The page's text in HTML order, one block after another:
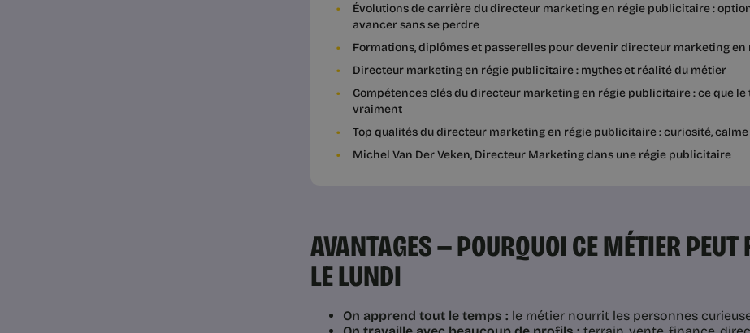
Évolutions de carrière du directeur marketing en régie publicitaire :
avancer sans se perdre
Formations, diplômes et passerelles pour devenir directeur marketing
Directeur marketing en régie publicitaire : mythes et réalité du métier
Compétences clés du directeur marketing en régie publicitaire : ce que
vraiment
Top qualités du directeur marketing en régie publicitaire : curiosité, calme
Michel Van Der Veken, Directeur Marketing dans une régie publicitaire
AVANTAGES — POURQUOI CE MÉTIER
LE LUNDI
On apprend tout le temps : le métier nourrit les personnes